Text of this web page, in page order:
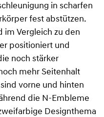
in scharfen
fest abstützen.
im Vergleich zu den
positioniert und
noch stärker
mehr Seitenhalt
vorne und hinten
die N-Embleme
Designthema